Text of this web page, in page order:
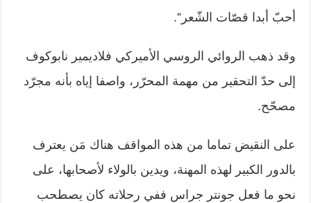
أحبّ أبدا قصّات الشّعر”.
وقد ذهب الروائي الروسي الأميركي فلاديمير نابوكوف
إلى حدّ التحقير من مهمة المحرّر، واصفا إياه بأنه مجرّد
مصحّح.
على النقيض تماما من هذه المواقف هناك مَن يعترف
بالدور الكبير لهذه المهنة، ويدين بالولاء لأصحابها، على
نحو ما فعل جونتر جراس ففي رحلاته كان يصطحب